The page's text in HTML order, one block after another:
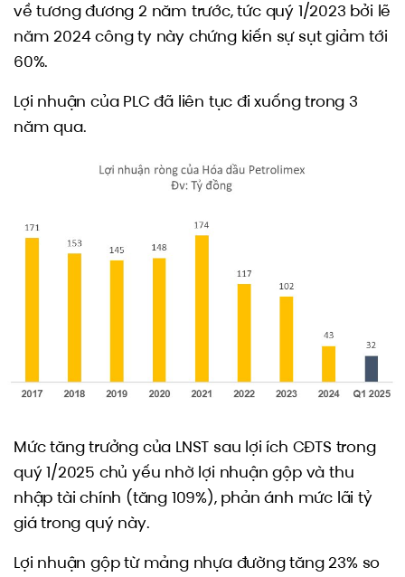
về tương đương 2 năm trước, tức quý 1/2023 bởi lẽ
năm 2024 công ty này chứng kiến sự sụt giảm tới
60%.
Lợi nhuận của PLC đã liên tục đi xuống trong 3
năm qua.
Mức tăng trưởng của LNST sau lợi ích CĐTS trong
quý 1/2025 chủ yếu nhờ lợi nhuận gộp và thu
nhập tài chính (tăng 109%), phản ánh mức lãi tỷ
giá trong quý này.
Lợi nhuận gộp từ mảng nhựa đường tăng 23% so